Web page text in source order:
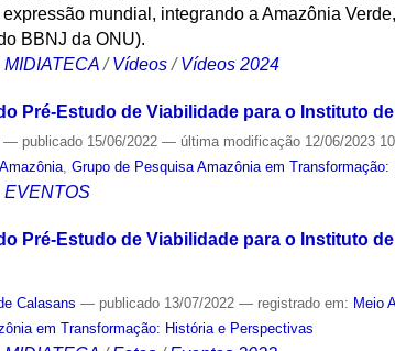
mundial, integrando a Amazônia
BBNJ da ONU).
MIDIATECA /Vídeos /Vídeos 2024
Pré-Estudo de Viabilidade para o Instituto
— publicado 15/06/2022— última modificação 12/06/2023
Amazônia ,Grupo de Pesquisa Amazônia em
EVENTOS
Pré-Estudo de Viabilidade para o Instituto
Calasans — publicado 13/07/2022— registrado em: Meio
em Transformação: História e Perspectivas